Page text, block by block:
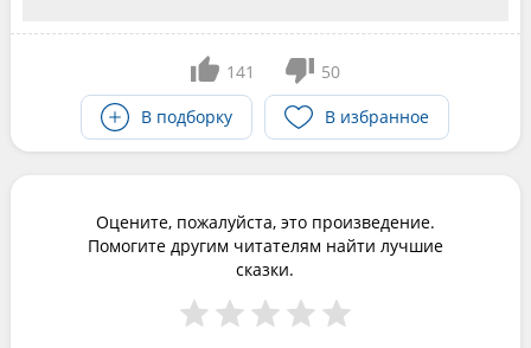
141
50
В подборку
В избранное
Оцените, пожалуйста, это произведение.
Помогите другим читателям найти лучшие
сказки.